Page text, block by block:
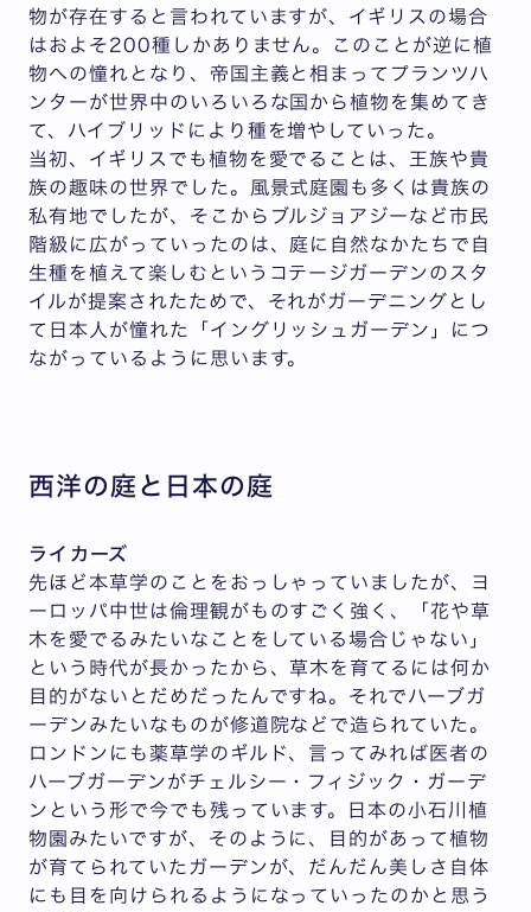
物が存在すると言われていますが、イギリスの場合
はおよそ200種しかありません。このことが逆に植
物への憧れとなり、帝国主義と相まってプランツハ
ンターが世界中のいろいろな国から植物を集めてき
て、ハイブリッドにより種を増やしていった。
当初、イギリスでも植物を愛でることは、王族や貴
族の趣味の世界でした。風景式庭園も多くは貴族の
私有地でしたが、そこからブルジョアジーなど市民
階級に広がっていったのは、庭に自然なかたちで自
生種を植えて楽しむというコテージガーデンのスタ
イルが提案されたためで、それがガーデニングとし
て日本人が憧れた「イングリッシュガーデン」につ
ながっているように思います。
西洋の庭と日本の庭
ライカーズ
先ほど本草学のことをおっしゃっていましたが、ヨ
ーロッパ中世は倫理観がものすごく強く、「花や草
木を愛でるみたいなことをしている場合じゃない」
という時代が長かったから、草木を育てるには何か
目的がないとだめだったんですね。それでハーブガ
ーデンみたいなものが修道院などで造られていた。
ロンドンにも薬草学のギルド、言ってみれば医者の
ハーブガーデンがチェルシー・フィジック・ガーデ
ンという形で今でも残っています。日本の小石川植
物園みたいですが、そのように、目的があって植物
が育てられていたガーデンが、だんだん美しさ自体
にも目を向けられるようになっていったのかと思う